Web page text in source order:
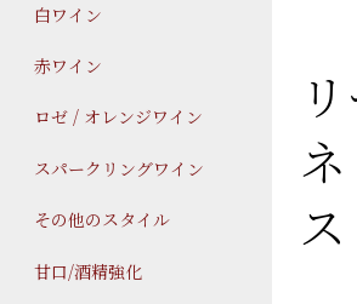
白ワイン
赤ワイン
ロゼ / オレンジワイン
スパークリングワイン
その他のスタイル
甘口/酒精強化